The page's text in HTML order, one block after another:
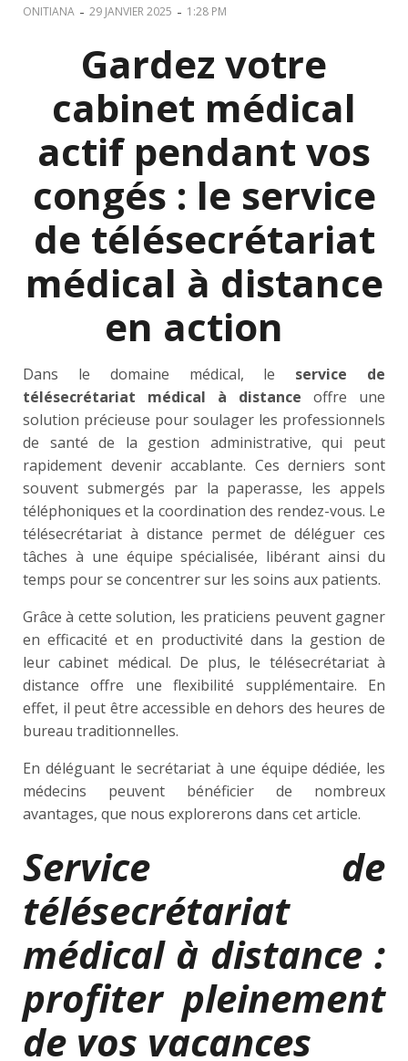
ONITIANA - 29 JANVIER 2025 - 1:28 PM
Gardez votre
cabinet médical
actif pendant vos
congés : le service
de télésecrétariat
médical à distance
en action
Dans le domaine médical, le service de
télésecrétariat médical à distance offre une
solution précieuse pour soulager les professionnels
de santé de la gestion administrative, qui peut
rapidement devenir accablante. Ces derniers sont
souvent submergés par la paperasse, les appels
téléphoniques et la coordination des rendez-vous. Le
télésecrétariat à distance permet de déléguer ces
tâches à une équipe spécialisée, libérant ainsi du
temps pour se concentrer sur les soins aux patients.
Grâce à cette solution, les praticiens peuvent gagner
en efficacité et en productivité dans la gestion de
leur cabinet médical. De plus, le télésecrétariat à
distance offre une flexibilité supplémentaire. En
effet, il peut être accessible en dehors des heures de
bureau traditionnelles.
En déléguant le secrétariat à une équipe dédiée, les
médecins peuvent bénéficier de nombreux
avantages, que nous explorerons dans cet article.
Service de
télésecrétariat
médical à distance :
profiter pleinement
de vos vacances